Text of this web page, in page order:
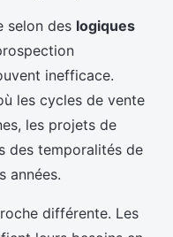
selon des logiques
inefficace.
les cycles de vente
les projets de
des temporalités de
années.
différente. Les